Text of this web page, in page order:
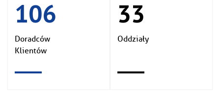
106
Doradców
Klientów
33
Oddziały